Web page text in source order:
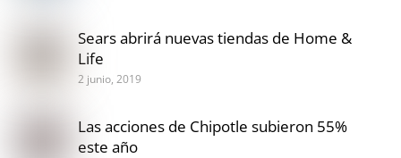
Sears abrirá nuevas tiendas de Home &
Life
2 junio, 2019
Las acciones de Chipotle subieron 55%
este año